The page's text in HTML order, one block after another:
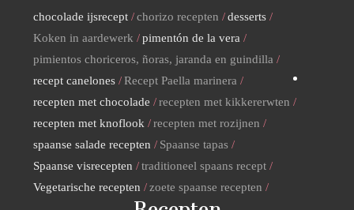
chocolade ijsrecept chorizo recepten
desserts
Koken in aardewerk
pimentón de la vera
pimientos choriceros, ñoras, jaranda en guindilla
recept canelones
Recept Paella marinera
recepten met chocolade
recepten met kikkererwten
recepten met knoflook
recepten met rozijnen
spaanse salade recepten
Spaanse tapas
Spaanse visrecepten
traditioneel spaans recept
Vegetarische recepten
zoete spaanse recepten